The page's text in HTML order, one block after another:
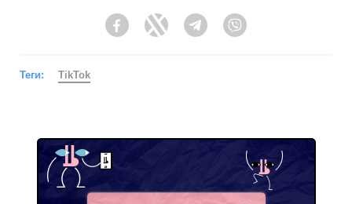
FacebookTwitter Telegram
Теги: TikTok